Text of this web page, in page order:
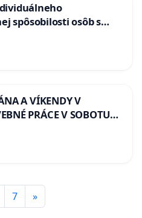
spôsobilosti osôb s
prijímaní do
A VÍKENDY V
PRÁCE V SOBOTU
CEZ PRACOVNÝ
HOD. A PRAVIDELNÁ
NA
7 »